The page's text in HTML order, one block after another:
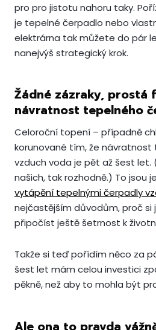
pro pro jistotu nahoru taky.
je tepelné čerpadlo nebo
elektrárna tak můžete do pár
nanejvýš strategický krok.
Žádné zázraky, prostá
návratnost tepelného
Celoroční topení – případně
korunované tím, že
vzduch voda je pět až šest let.
našich, tak rozhodně.) To jsou
vytápění tepelnými čerpadly
nejčastějším důvodům, proč si
připočíst ještě šetrnost k
Takže si teď pořídím něco za
šest let mám celou investici
pěkně, než aby to mohla být